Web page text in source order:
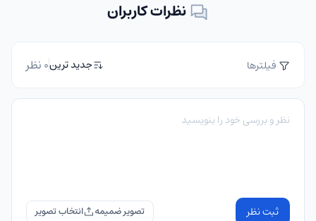
نظرات کاربران
فیلترها جدید ترین0 نظر
ثبت نظر تصویر ضمیمه